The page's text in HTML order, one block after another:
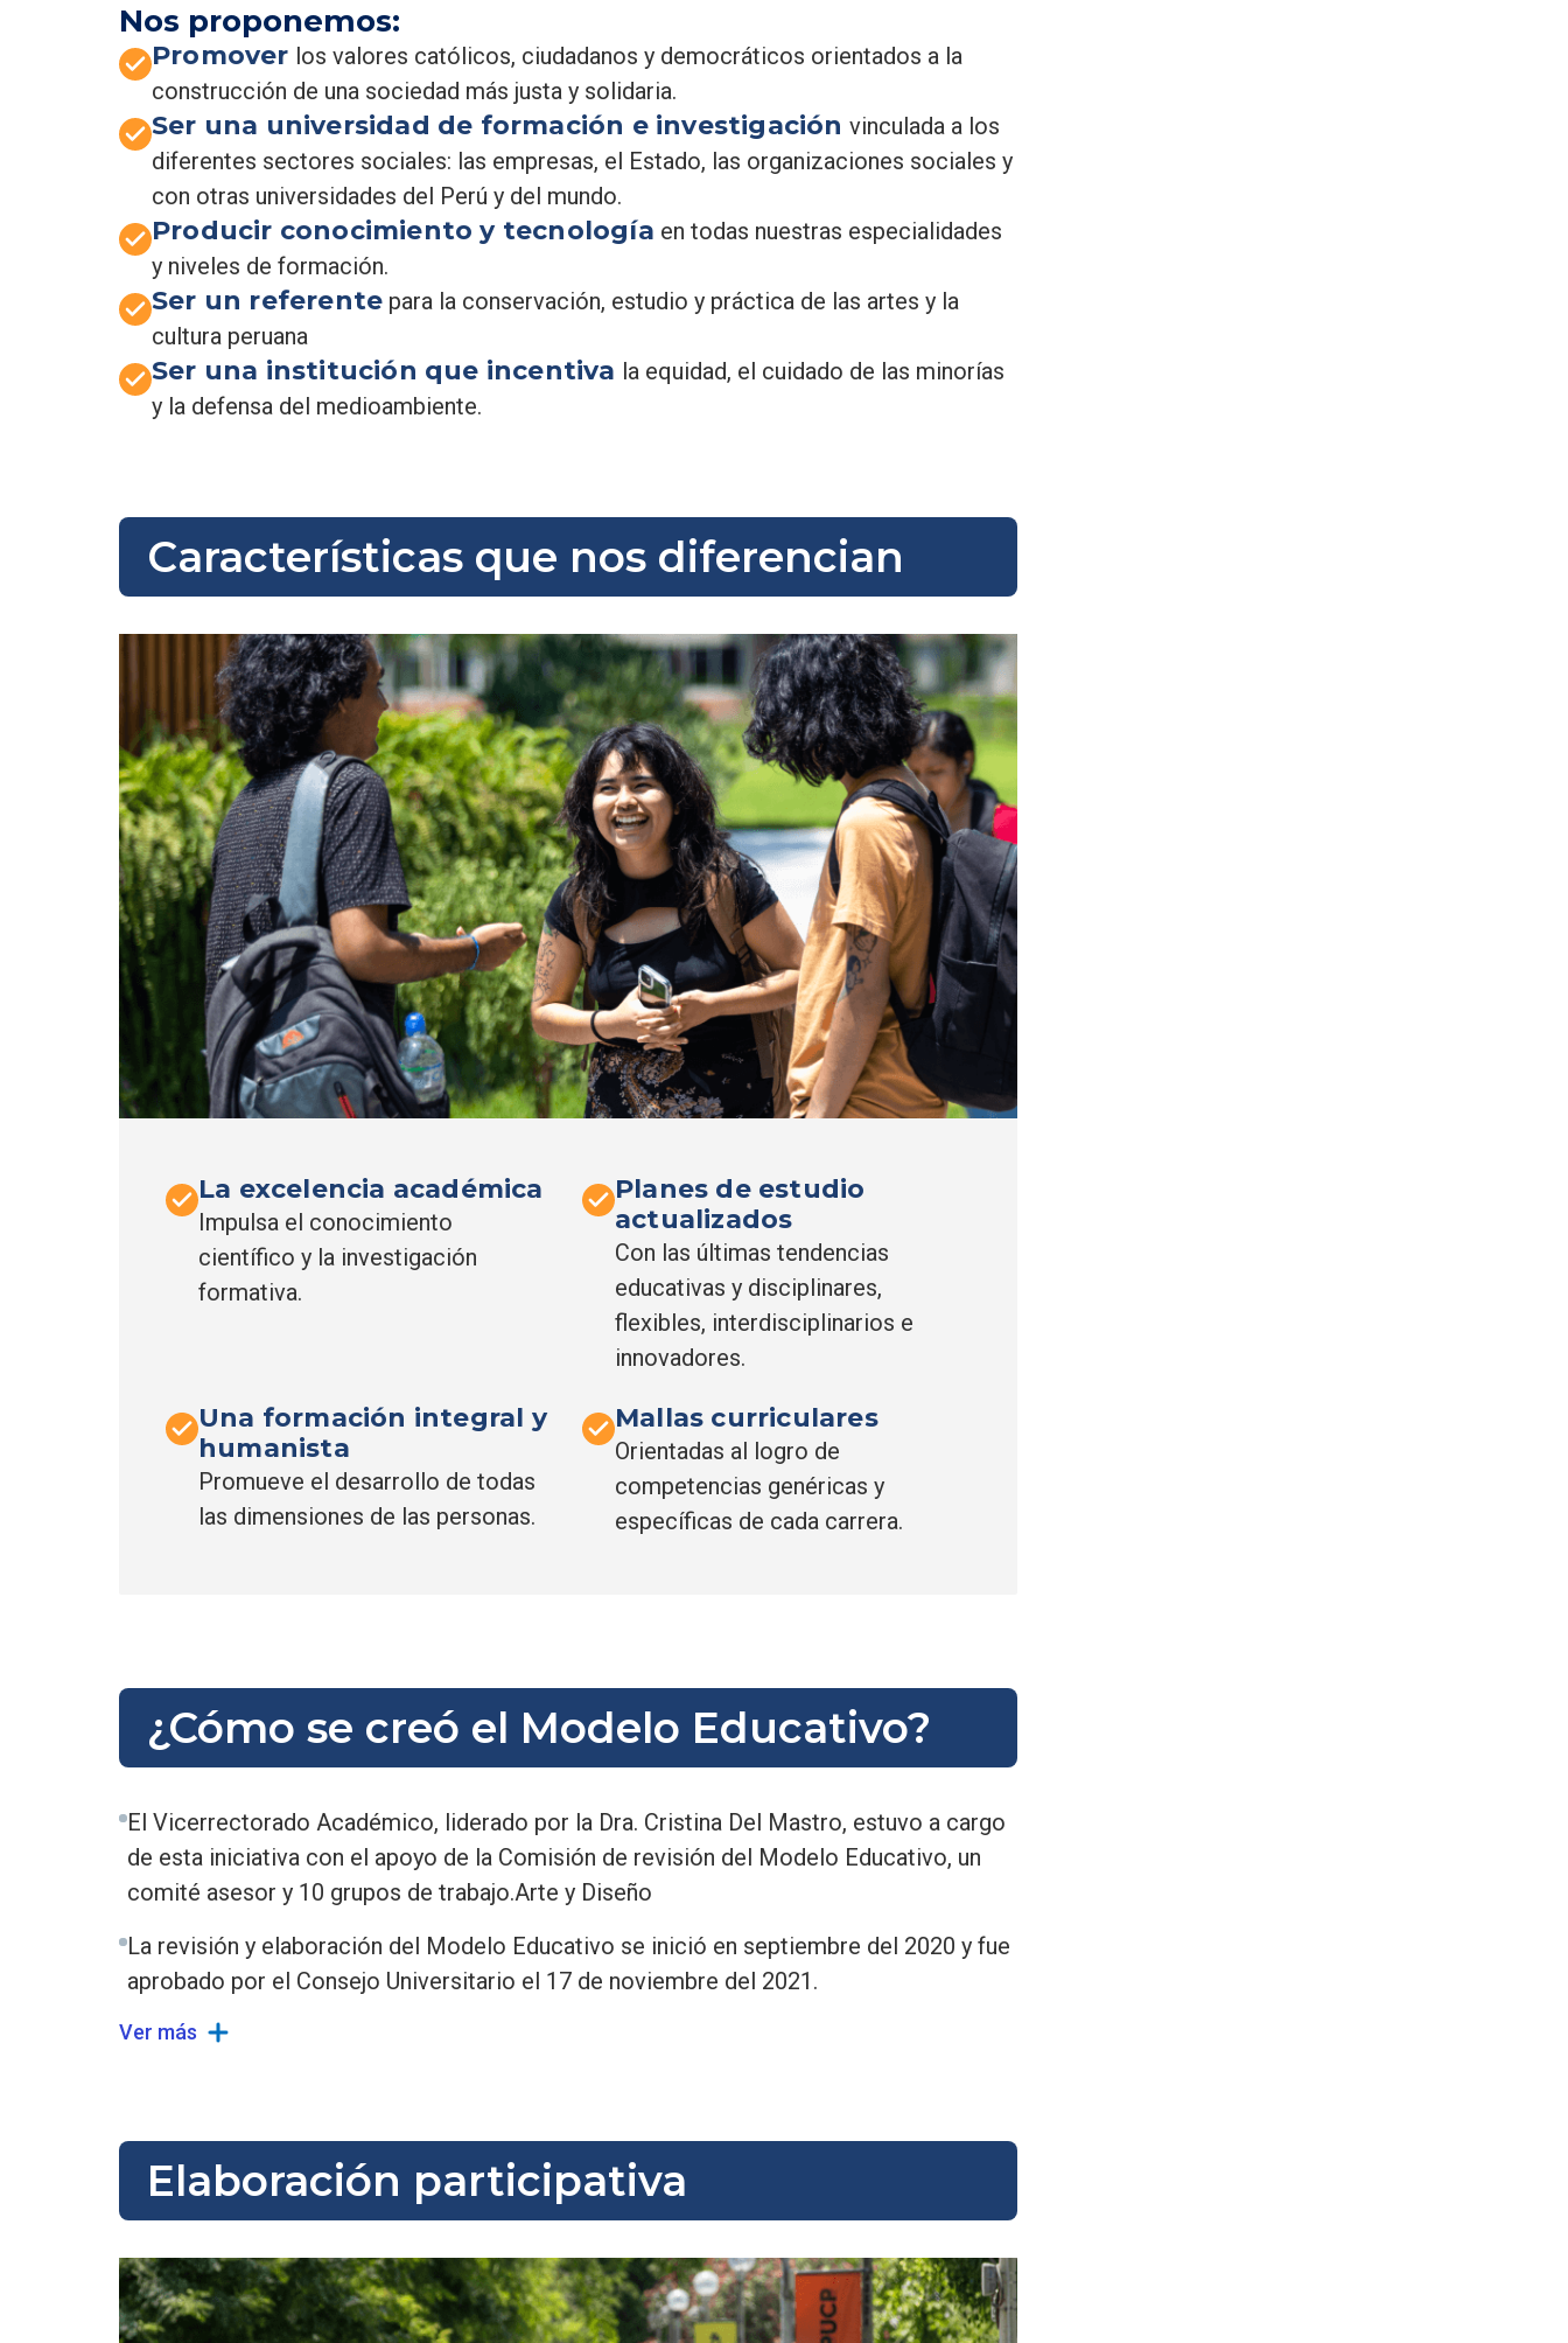
Nos proponemos:
Promover los valores católicos, ciudadanos y democráticos orientados a la
construcción de una sociedad más justa y solidaria.
Ser una universidad de formación e investigación vinculada a los
diferentes sectores sociales: las empresas, el Estado, las organizaciones sociales y
con otras universidades del Perú y del mundo.
Producir conocimiento y tecnología en todas nuestras especialidades
y niveles de formación.
Ser un referente para la conservación, estudio y práctica de las artes y la
cultura peruana
Ser una institución que incentiva la equidad, el cuidado de las minorías
y la defensa del medioambiente.
Características que nos diferencian
La excelencia académica
Impulsa el conocimiento
científico y la investigación
formativa.
Planes de estudio
actualizados
Con las últimas tendencias
educativas y disciplinares,
flexibles, interdisciplinarios e
innovadores.
Una formación integral y
humanista
Promueve el desarrollo de todas
las dimensiones de las personas.
Mallas curriculares
Orientadas al logro de
competencias genéricas y
específicas de cada carrera.
¿Cómo se creó el Modelo Educativo?
El Vicerrectorado Académico, liderado por la Dra. Cristina Del Mastro, estuvo a cargo
de esta iniciativa con el apoyo de la Comisión de revisión del Modelo Educativo, un
comité asesor y 10 grupos de trabajo.Arte y Diseño
La revisión y elaboración del Modelo Educativo se inició en septiembre del 2020 y fue
aprobado por el Consejo Universitario el 17 de noviembre del 2021.
Ver más
Elaboración participativa